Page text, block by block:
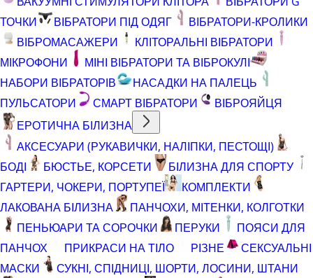
ТОЧКИ
ВІБРАТОРИ ПІД ОДЯГ
ВІБРАТОРИ-КРОЛИКИ
ВІБРОМАСАЖЕРИ
КЛІТОРАЛЬНІ ВІБРАТОРИ
МІКРОФОНИ
МІНІ ВІБРАТОРИ ТА ВІБРОКУЛІ
НАБОРИ ВІБРАТОРІВ
НАСАДКИ НА ПАЛЕЦЬ
ПУЛЬСАТОРИ
СМАРТ ВІБРАТОРИ
ВІБРОЯЙЦЯ
ЕРОТИЧНА БІЛИЗНА
АКСЕСУАРИ (РУКАВИЧКИ, НАЛІПКИ, ПЕСТОЩІ)
БОДІ
БЮСТЬЕ, КОРСЕТИ
БІЛИЗНА ДЛЯ СПОРТУ
ГАРТЕРИ, ЧОКЕРИ, ПОРТУПЕЇ
КОМПЛЕКТИ
ЛАКОВАНА БІЛИЗНА
ПАНЧОХИ, МІТЕНКИ, КОЛГОТКИ
ПЕНЬЮАРИ ТА СОРОЧКИ
ПЕРУКИ
ПОЯСИ ДЛЯ
ПАНЧОХ
ПРИКРАСИ НА ТІЛО РІЗНЕ
СЕКСУАЛЬНІ
МАСКИ
СУКНІ, СПІДНИЦІ, ШОРТИ, ЛОСИНИ, ШТАНИ